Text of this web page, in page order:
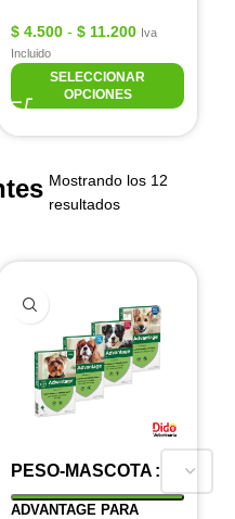
$ 4.500 - $ 11.200 Iva
Incluido
SELECCIONAR
OPCIONES
Mostrando los 12
resultados
PESO-MASCOTA
ADVANTAGE PARA